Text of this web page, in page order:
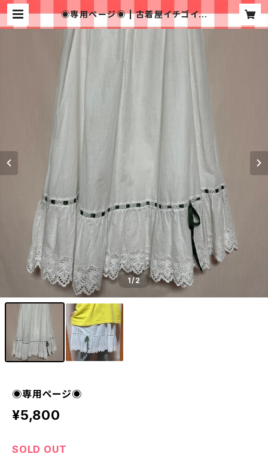
◉専用ページ◉ | 古着屋イチゴイチ
1/2
◉専用ページ◉
¥5,800
SOLD OUT